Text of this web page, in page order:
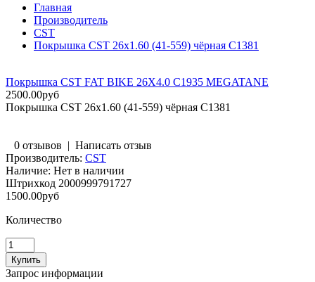
Главная
Производитель
CST
Покрышка CST 26x1.60 (41-559) чёрная C1381
Покрышка CST FAT BIKE 26X4.0 C1935 MEGATANE
2500.00руб
Покрышка CST 26x1.60 (41-559) чёрная C1381
0 отзывов | Написать отзыв
Производитель: CST
Наличие: Нет в наличии
Штрихкод 2000999791727
1500.00руб
Количество
Запрос информации